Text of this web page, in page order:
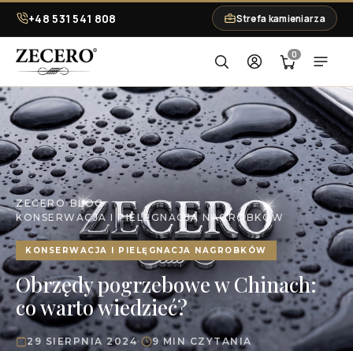
+48 531 541 808 Strefa kamieniarza
0
ZECERO›BLOG›
KONSERWACJA I PIELĘGNACJA NAGROBKÓW
KONSERWACJA I PIELĘGNACJA NAGROBKÓW
Obrzędy pogrzebowe w Chinach:
co warto wiedzieć?
29 SIERPNIA 2024· 9 MIN CZYTANIA